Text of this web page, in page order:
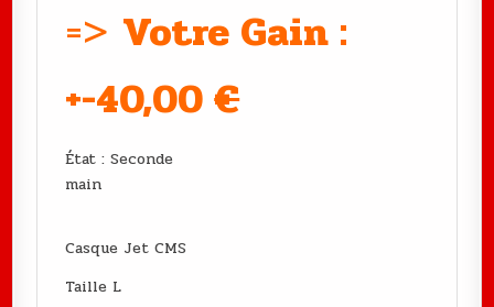
=> Votre Gain :
+-40,00€
État : Seconde
main
Casque Jet CMS
Taille L